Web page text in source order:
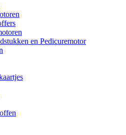
en Pedicuremotor